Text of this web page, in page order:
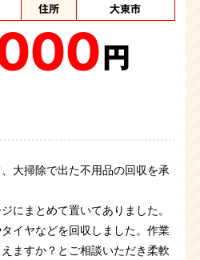
住所 大東市
円
大掃除で出た不用品の回収を承
にまとめて置いてありました。
イヤなどを回収しました。作業
ますか？とご相談いただき柔軟
住所 大阪府大東市
で転居に伴う丸ごとお片付けの
いのもと仕分け作業を進めてい
だきました。冷蔵庫は買取し、
求額から差し引いて請求金額を
住所 大阪府大東市
伺いました。勉強机やこたつな
りましたが、慎重に搬出し無
。お広いお家でしたがスタッフ
た。
住所 大阪府大東市
丸ごとお片付けという依頼内容
も物が大きかったりあちこちに
手が付けられないとの事でご依
仕分けながら、順序良く運び出
、今回は階段が狭く大きな家具